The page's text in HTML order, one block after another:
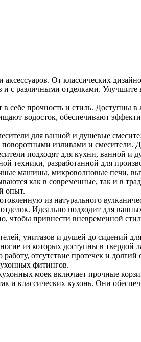
От классических
и с различными отделками.
себе прочность и стиль. Доступны в
водосток, обеспечивают
для ванной и душевые
изливами и смесители.
подходят для кухни, ванной и
техники, разработанной для
машины, микроволновые печи,
как в современные, так и в
опыт.
из натурального
Идеально подходит для
чтобы привнести вневременной
унитазов и душей до сидений
из которых доступны в твердой
отсутствие протечек и
фитингов.
моек включает прочные
и классических кухонь. Они